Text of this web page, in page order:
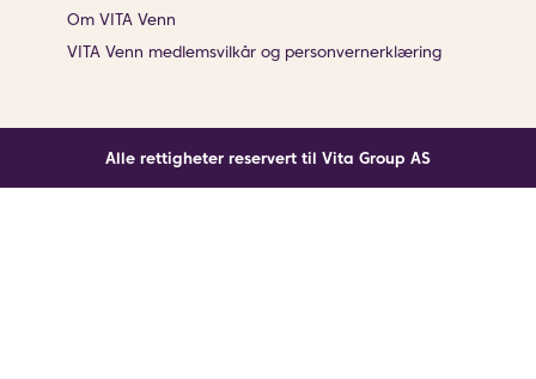
Om VITA Venn
VITA Venn medlemsvilkår og personvernerklæring
Alle rettigheter reservert til Vita Group AS